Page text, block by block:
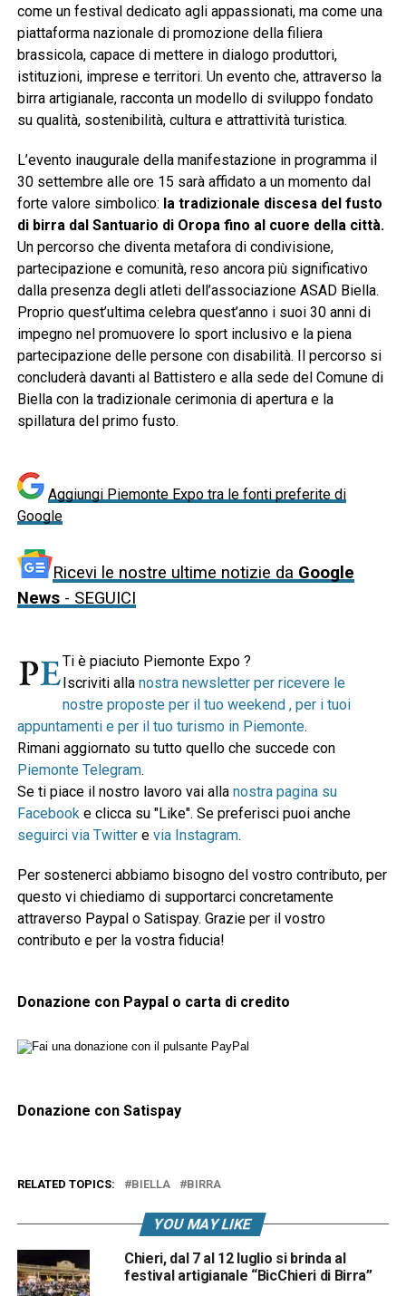
come un festival dedicato agli appassionati, ma come una
piattaforma nazionale di promozione della filiera
brassicola, capace di mettere in dialogo produttori,
istituzioni, imprese e territori. Un evento che, attraverso la
birra artigianale, racconta un modello di sviluppo fondato
su qualità, sostenibilità, cultura e attrattività turistica.
L’evento inaugurale della manifestazione in programma il
30 settembre alle ore 15 sarà affidato a un momento dal
forte valore simbolico: la tradizionale discesa del fusto
di birra dal Santuario di Oropa fino al cuore della città.
Un percorso che diventa metafora di condivisione,
partecipazione e comunità, reso ancora più significativo
dalla presenza degli atleti dell’associazione ASAD Biella.
Proprio quest’ultima celebra quest’anno i suoi 30 anni di
impegno nel promuovere lo sport inclusivo e la piena
partecipazione delle persone con disabilità. Il percorso si
concluderà davanti al Battistero e alla sede del Comune di
Biella con la tradizionale cerimonia di apertura e la
spillatura del primo fusto.
Aggiungi Piemonte Expo tra le fonti preferite di
Google
Ricevi le nostre ultime notizie da Google
News- SEGUICI
Ti è piaciuto Piemonte Expo ?
Iscriviti alla nostra newsletter per ricevere le
nostre proposte per il tuo weekend , per i tuoi
appuntamenti e per il tuo turismo in Piemonte.
Rimani aggiornato su tutto quello che succede con
Piemonte Telegram.
Se ti piace il nostro lavoro vai alla nostra pagina su
Facebooke clicca su "Like". Se preferisci puoi anche
seguirci via Twittere via Instagram.
Per sostenerci abbiamo bisogno del vostro contributo, per
questo vi chiediamo di supportarci concretamente
attraverso Paypal o Satispay. Grazie per il vostro
contributo e per la vostra fiducia!
Donazione con Paypal o carta di credito
Donazione con Satispay
RELATED TOPICS: BIELLA BIRRA
YOU MAY LIKE
Chieri, dal 7 al 12 luglio si brinda al
festival artigianale “BicChieri di Birra”